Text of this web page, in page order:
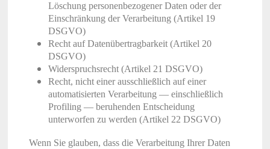
Löschung personenbezogener Daten oder der
Einschränkung der Verarbeitung (Artikel 19
DSGVO)
Recht auf Datenübertragbarkeit (Artikel 20
DSGVO)
Widerspruchsrecht (Artikel 21 DSGVO)
Recht, nicht einer ausschließlich auf einer
automatisierten Verarbeitung — einschließlich
Profiling — beruhenden Entscheidung
unterworfen zu werden (Artikel 22 DSGVO)
Wenn Sie glauben, dass die Verarbeitung Ihrer Daten